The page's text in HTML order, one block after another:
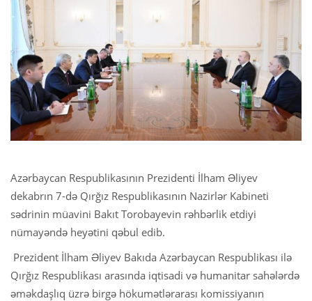
Azərbaycan Respublikasının Prezidenti İlham Əliyev
dekabrın 7-də Qırğız Respublikasının Nazirlər Kabineti
sədrinin müavini Bakıt Torobayevin rəhbərlik etdiyi
nümayəndə heyətini qəbul edib.
Prezident İlham Əliyev Bakıda Azərbaycan Respublikası ilə
Qırğız Respublikası arasında iqtisadi və humanitar sahələrdə
əməkdaşlıq üzrə birgə hökumətlərarası komissiyanın